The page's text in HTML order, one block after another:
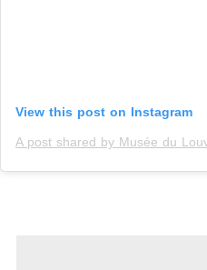
View this post on Instagram
A post shared by Musée du